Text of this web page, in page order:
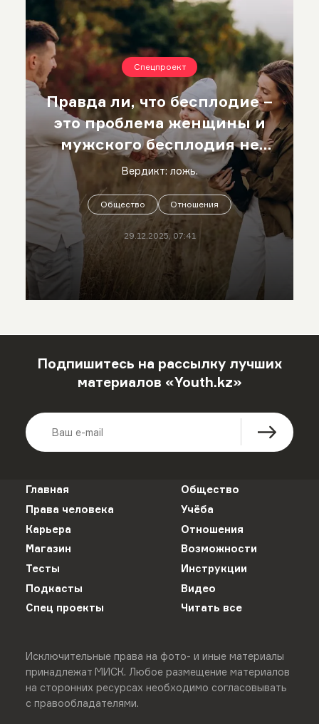
Спецпроект
Правда ли, что бесплодие –
это проблема женщины и
мужского бесплодия не
существует?
Вердикт: ложь.
Общество Отношения
29.12.2025, 07:41
Подпишитесь на рассылку лучших
материалов «Youth.kz»
Главная
Общество
Права человека
Учёба
Карьера
Отношения
Магазин
Возможности
Тесты
Инструкции
Подкасты
Видео
Спец проекты
Читать все
Исключительные права на фото- и иные материалы
принадлежат МИСК. Любое размещение материалов
на сторонних ресурсах необходимо согласовывать
с правообладателями.